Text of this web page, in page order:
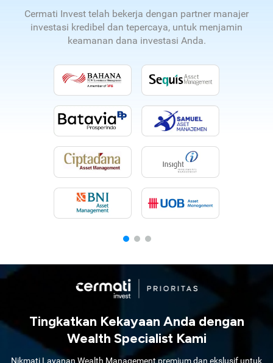
Cermati Invest telah bekerja dengan partner manajer
investasi kredibel dan tepercaya, untuk menjamin
keamanan dana investasi Anda.
Tingkatkan Kekayaan Anda dengan
Wealth Specialist Kami
Nikmati Layanan Wealth Management premium dan ekslusif untuk